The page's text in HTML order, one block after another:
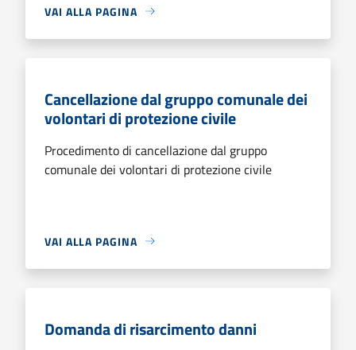
VAI ALLA PAGINA
Cancellazione dal gruppo comunale dei
volontari di protezione civile
Procedimento di cancellazione dal gruppo
comunale dei volontari di protezione civile
VAI ALLA PAGINA
Domanda di risarcimento danni